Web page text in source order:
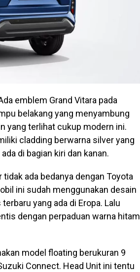
emblem Grand Vitara pada
belakang yang menyambung
yang terlihat cukup modern ini.
cladding berwarna silver yang
di bagian kiri dan kanan.
ada bedanya dengan Toyota
ini sudah menggunakan desain
yang ada di Eropa. Lalu
dengan perpaduan warna hitam
model floating berukuran 9
Connect. Head Unit ini tentu